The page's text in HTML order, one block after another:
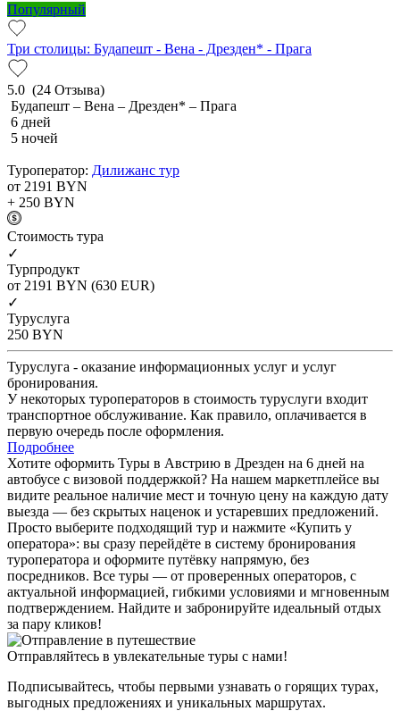
Популярный
Три столицы: Будапешт - Вена - Дрезден* - Прага
5.0 (24 Отзыва)
Будапешт – Вена – Дрезден* – Прага
6 дней
5 ночей
Туроператор: Дилижанс тур
от 2191 BYN
+ 250 BYN
Cтоимость тура
✓
Турпродукт
от 2191 BYN (630 EUR)
✓
Туруслуга
250 BYN
Туруслуга - оказание информационных услуг и услуг
бронирования.
У некоторых туроператоров в стоимость туруслуги входит
транспортное обслуживание. Как правило, оплачивается в
первую очередь после оформления.
Подробнее
Хотите оформить Туры в Австрию в Дрезден на 6 дней на
автобусе с визовой поддержкой? На нашем маркетплейсе вы
видите реальное наличие мест и точную цену на каждую дату
выезда — без скрытых наценок и устаревших предложений.
Просто выберите подходящий тур и нажмите «Купить у
оператора»: вы сразу перейдёте в систему бронирования
туроператора и оформите путёвку напрямую, без
посредников. Все туры — от проверенных операторов, с
актуальной информацией, гибкими условиями и мгновенным
подтверждением. Найдите и забронируйте идеальный отдых
за пару кликов!
Отправляйтесь в увлекательные туры с нами!
Подписывайтесь, чтобы первыми узнавать о горящих турах,
выгодных предложениях и уникальных маршрутах.